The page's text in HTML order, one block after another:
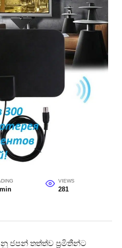
VIEWS
281
ජපන් තත්ත්ව ප්‍රමිතීන්ට